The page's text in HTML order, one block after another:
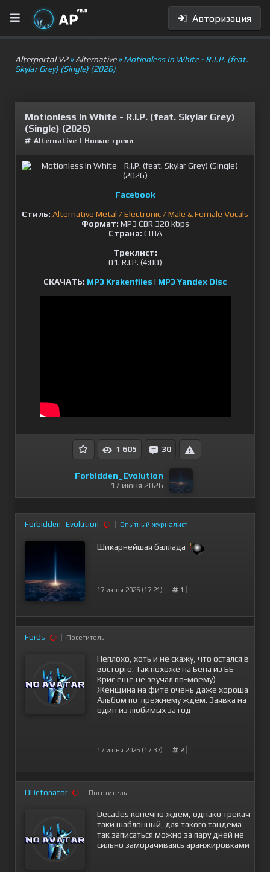
Авторизация
Alterportal V2»Alternative» Motionless In White - R.I.P. (feat.
Skylar Grey) (Single) (2026)
Motionless In White - R.I.P. (feat. Skylar Grey)
(Single) (2026)
Alternative | Новые треки
Facebook
Стиль: Alternative Metal / Electronic / Male & Female Vocals
Формат: MP3 CBR 320 kbps
Страна: США
Треклист:
01. R.I.P. (4:00)
СКАЧАТЬ: MP3 Krakenfiles l MP3 Yandex Disc
1 605 30
Forbidden_Evolution
17 июня 2026
Forbidden_Evolution Опытный журналист
Шикарнейшая баллада
17 июня 2026 (17:21) 1
Fords Посетитель
Неплохо, хоть и не скажу, что остался в
восторге. Так похоже на Бена из ББ
Крис ещё не звучал по-моему)
Женщина на фите очень даже хороша
Альбом по-прежнему ждём. Заявка на
один из любимых за год
17 июня 2026 (17:37) 2
DDetonator Посетитель
Decades конечно ждём, однако трекач
таки шаблонный, для такого тандема
так записаться можно за пару дней не
сильно заморачиваясь аранжировками